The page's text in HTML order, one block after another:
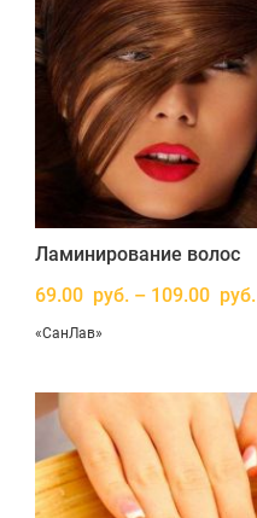
Ламинирование волос
69.00 руб. – 109.00 руб.
«СанЛав»